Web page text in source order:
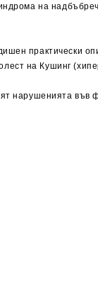
на
практически
на Кушинг
нарушенията във